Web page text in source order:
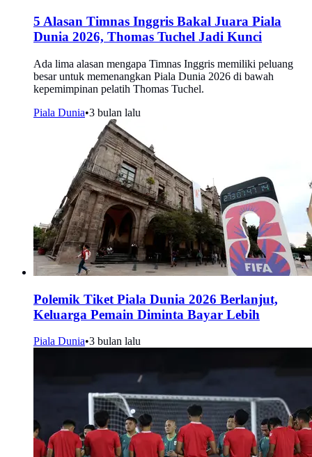
5 Alasan Timnas Inggris Bakal Juara Piala
Dunia 2026, Thomas Tuchel Jadi Kunci
Ada lima alasan mengapa Timnas Inggris memiliki peluang
besar untuk memenangkan Piala Dunia 2026 di bawah
kepemimpinan pelatih Thomas Tuchel.
Piala Dunia•3 bulan lalu
Polemik Tiket Piala Dunia 2026 Berlanjut,
Keluarga Pemain Diminta Bayar Lebih
Piala Dunia•3 bulan lalu